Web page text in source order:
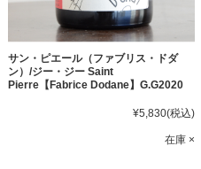
サン・ピエール（ファブリス・ドダ
ン）/ジー・ジー Saint
Pierre【Fabrice Dodane】G.G2020
¥5,830(税込)
在庫 ×